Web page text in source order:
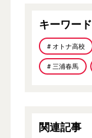
キーワード
# オトナ高校
# 三浦春馬
関連記事